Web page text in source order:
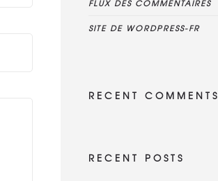
FLUX DES COMMENTAIRES
SITE DE WORDPRESS-FR
RECENT COMMENTS
RECENT POSTS